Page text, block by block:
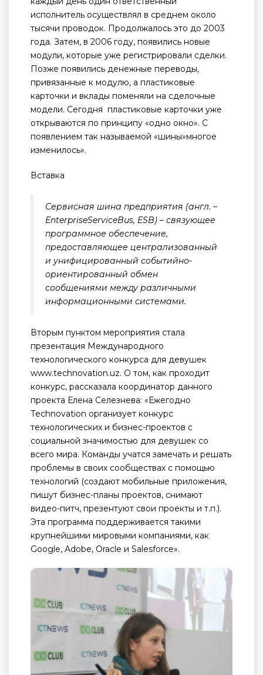
исполнитель осуществлял в среднем около
тысячи проводок. Продолжалось это до 2003
года. Затем, в 2006 году, появились новые
модули, которые уже регистрировали сделки.
Позже появились денежные переводы,
привязанные к модулю, а пластиковые
карточки и вклады поменяли на сделочные
модели. Сегодня пластиковые карточки уже
открываются по принципу «одно окно». С
появлением так называемой «шины»многое
изменилось».
Вставка
Сервисная шина предприятия (англ. –
EnterpriseServiceBus, ESB) – связующее
программное обеспечение,
предоставляющее централизованный
и унифицированный событийно-
ориентированный обмен
сообщениями между различными
информационными системами.
Вторым пунктом мероприятия стала
презентация Международного
технологического конкурса для девушек
www.technovation.uz. О том, как проходит
конкурс, рассказала координатор данного
проекта Елена Селезнева: «Ежегодно
Теchnovation организует конкурс
технологических и бизнес-проектов с
социальной значимостью для девушек со
всего мира. Команды учатся замечать и решать
проблемы в своих сообществах с помощью
технологий (создают мобильные приложения,
пишут бизнес-планы проектов, снимают
видео-питч, презентуют свои проекты и т.п.).
Эта программа поддерживается такими
крупнейшими мировыми компаниями, как
Google, Adobe, Oracle и Salesforce».